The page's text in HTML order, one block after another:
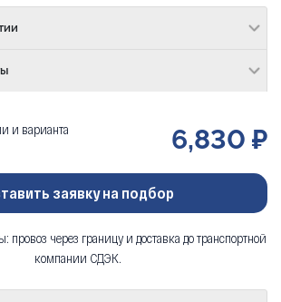
и варианта
6,830 ₽
заявку на подбор
провоз через границу и доставка до транспортной
компании СДЭК.